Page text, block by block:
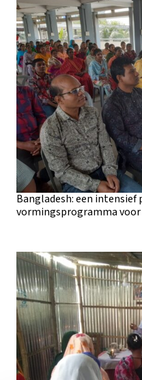
Bangladesh: een intensief
vormingsprogramma